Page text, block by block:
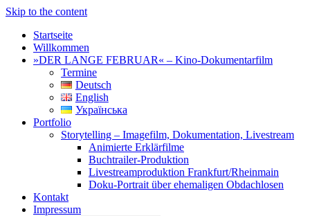
Skip to the content
Startseite
Willkommen
»DER LANGE FEBRUAR« – Kino-Dokumentarfilm
Termine
Deutsch
English
Українська
Portfolio
Storytelling – Imagefilm, Dokumentation, Livestream
Animierte Erklärfilme
Buchtrailer-Produktion
Livestreamproduktion Frankfurt/Rheinmain
Doku-Portrait über ehemaligen Obdachlosen
Kontakt
Impressum